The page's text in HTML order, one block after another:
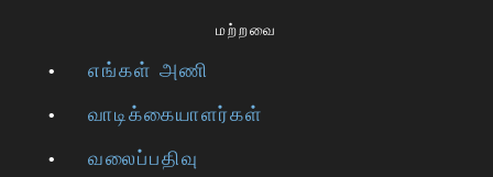
மற்றவை
எங்கள் அணி
வாடிக்கையாளர்கள்
வலைப்பதிவு